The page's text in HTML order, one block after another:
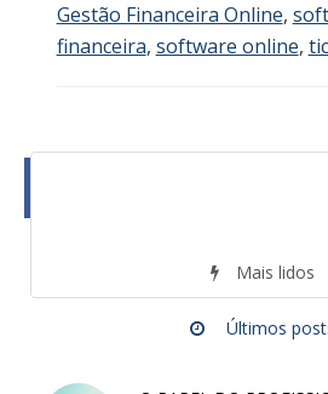
Gestão Financeira Online,
financeira, software online,
Mais lidos
Últimos